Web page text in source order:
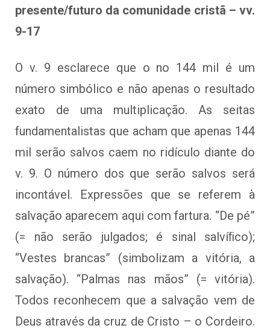
presente/futuro da comunidade cristã – vv.
9-17
O v. 9 esclarece que o no 144 mil é um
número simbólico e não apenas o resultado
exato de uma multiplicação. As seitas
fundamentalistas que acham que apenas 144
mil serão salvos caem no ridículo diante do
v. 9. O número dos que serão salvos será
incontável. Expressões que se referem à
salvação aparecem aqui com fartura. “De pé”
(= não serão julgados; é sinal salvíﬁco);
“Vestes brancas” (simbolizam a vitória, a
salvação). “Palmas nas mãos” (= vitória).
Todos reconhecem que a salvação vem de
Deus através da cruz de Cristo – o Cordeiro.